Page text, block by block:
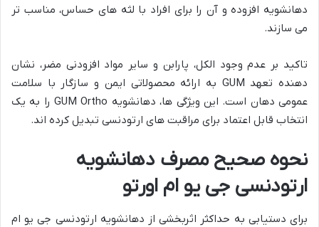
دهانشویه افزوده و آن را برای افراد با لثه های حساس، مناسب تر
می سازند.
تاکید بر عدم وجود الکل، پارابن و سایر مواد افزودنی مضر، نشان
دهنده تعهد GUM به ارائه محصولاتی ایمن و سازگار با سلامت
عمومی دهان است. این ویژگی ها، دهانشویه GUM Ortho را به یک
انتخاب قابل اعتماد برای مراقبت های ارتودنسی تبدیل کرده اند.
نحوه صحیح مصرف دهانشویه
ارتودنسی جی یو ام اورتو
برای دستیابی به حداکثر اثربخشی از دهانشویه ارتودنسی جی یو ام